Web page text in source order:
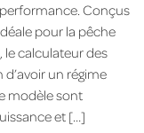
Conçus
pour la pêche
calculateur des
un régime
modèle sont
et […]